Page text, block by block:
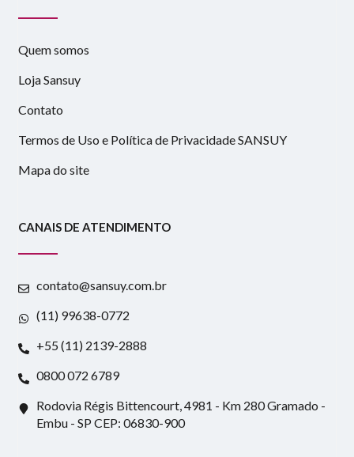
Quem somos
Loja Sansuy
Contato
Termos de Uso e Política de Privacidade SANSUY
Mapa do site
CANAIS DE ATENDIMENTO
contato@sansuy.com.br
(11) 99638-0772
+55 (11) 2139-2888
0800 072 6789
Rodovia Régis Bittencourt, 4981 - Km 280 Gramado -
Embu - SP CEP: 06830-900